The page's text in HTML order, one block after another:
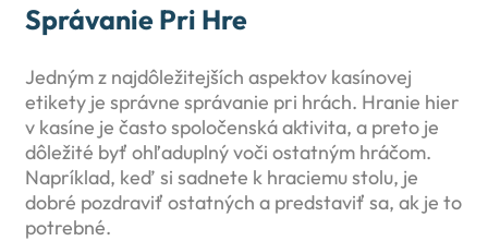
Správanie Pri Hre
Jedným z najdôležitejších aspektov kasínovej
etikety je správne správanie pri hrách. Hranie hier
v kasíne je často spoločenská aktivita, a preto je
dôležité byť ohľaduplný voči ostatným hráčom.
Napríklad, keď si sadnete k hraciemu stolu, je
dobré pozdraviť ostatných a predstaviť sa, ak je to
potrebné.